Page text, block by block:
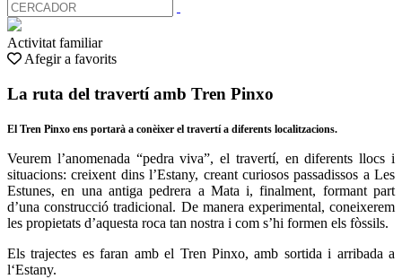
Activitat familiar
Afegir a favorits
La ruta del travertí amb Tren Pinxo
El Tren Pinxo ens portarà a conèixer el travertí a diferents localitzacions.
Veurem l’anomenada “pedra viva”, el travertí, en diferents llocs i
situacions: creixent dins l’Estany, creant curiosos passadissos a Les
Estunes, en una antiga pedrera a Mata i, finalment, formant part
d’una construcció tradicional. De manera experimental, coneixerem
les propietats d’aquesta roca tan nostra i com s’hi formen els fòssils.
Els trajectes es faran amb el Tren Pinxo, amb sortida i arribada a
l‘Estany.